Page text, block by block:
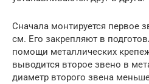
Сначала монтируется первое
см. Его закрепляют в
помощи металлических
выводится второе звено в
диаметр второго звена